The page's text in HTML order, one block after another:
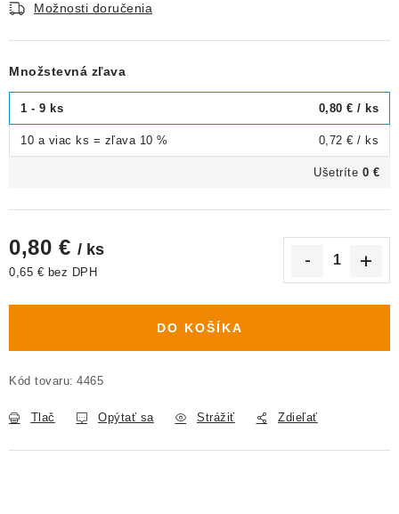
Možnosti doručenia
Množstevná zľava
1 - 9 ks 0,80 € / ks
10 a viac ks = zľava 10 % 0,72 € / ks
Ušetríte 0 €
0,80 € / ks
0,65 € bez DPH
DO KOŠÍKA
Kód tovaru: 4465
Tlač Opýtať sa Strážiť Zdieľať